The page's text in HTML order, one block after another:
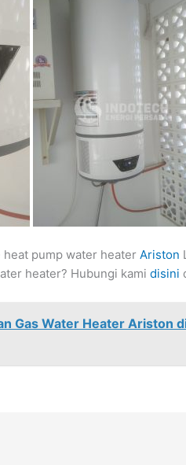
pump water heater Ariston
heater? Hubungi kami disini
Gas Water Heater Ariston